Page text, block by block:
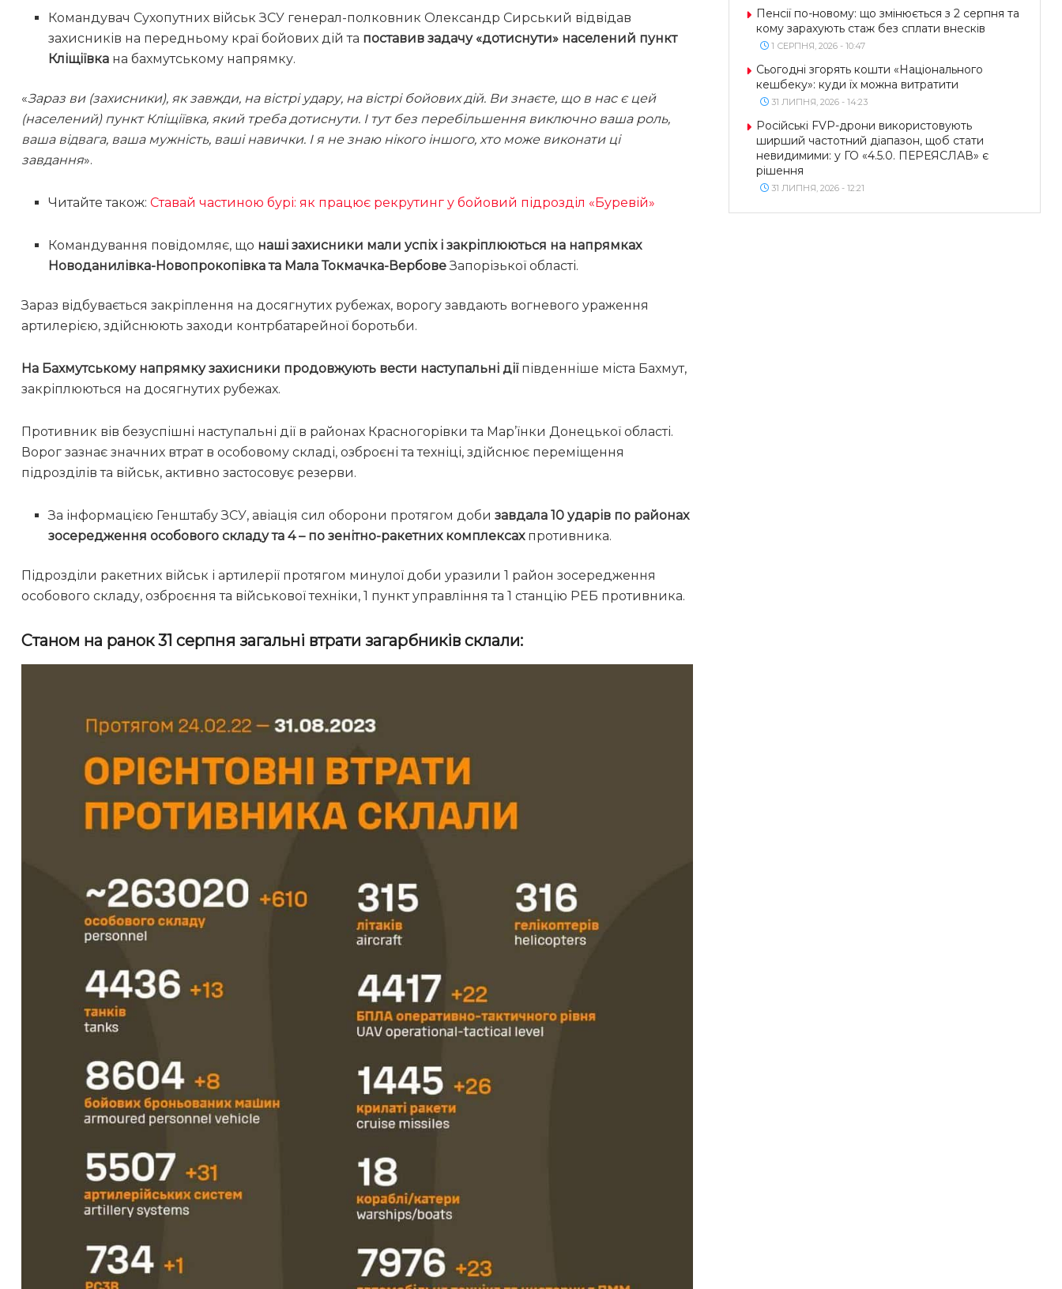
Командувач Сухопутних військ ЗСУ генерал-полковник Олександр Сирський відвідав
захисників на передньому краї бойових дій та поставив задачу «дотиснути» населений пункт
Кліщіївка на бахмутському напрямку.
«Зараз ви (захисники), як завжди, на вістрі удару, на вістрі бойових дій. Ви знаєте, що в нас є цей
(населений) пункт Кліщіївка, який треба дотиснути. І тут без перебільшення виключно ваша роль,
ваша відвага, ваша мужність, ваші навички. І я не знаю нікого іншого, хто може виконати ці
завдання».
Читайте також:Ставай частиною бурі: як працює рекрутинг у бойовий підрозділ «Буревій»
Командування повідомляє, що наші захисники мали успіх і закріплюються на напрямках
Новоданилівка-Новопрокопівка та Мала Токмачка-ВербовеЗапорізької області.
Зараз відбувається закріплення на досягнутих рубежах, ворогу завдають вогневого ураження
артилерією, здійснюють заходи контрбатарейної боротьби.
На Бахмутському напрямку захисники продовжують вести наступальні діїпівденніше міста Бахмут,
закріплюються на досягнутих рубежах.
Противник вів безуспішні наступальні дії в районах Красногорівки та Мар’їнки Донецької області.
Ворог зазнає значних втрат в особовому складі, озброєні та техніці, здійснює переміщення
підрозділів та військ, активно застосовує резерви.
За інформацією Генштабу ЗСУ, авіація сил оборони протягом добизавдала 10 ударів по районах
зосередження особового складу та 4 – по зенітно-ракетних комплексахпротивника.
Підрозділи ракетних військ і артилерії протягом минулої доби уразили 1 район зосередження
особового складу, озброєння та військової техніки, 1 пункт управління та 1 станцію РЕБ противника.
Станом на ранок 31 серпня загальні втрати загарбників склали:
Пенсії по-новому: що змінюється з 2 серпня та
кому зарахують стаж без сплати внесків
1 СЕРПНЯ, 2026 - 10:47
Сьогодні згорять кошти «Національного
кешбеку»: куди їх можна витратити
31 ЛИПНЯ, 2026 - 14:23
Російські FVP-дрони використовують
ширший частотний діапазон, щоб стати
невидимими: у ГО «4.5.0. ПЕРЕЯСЛАВ» є
рішення
31 ЛИПНЯ, 2026 - 12:21